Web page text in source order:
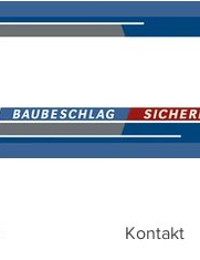
Kontakt